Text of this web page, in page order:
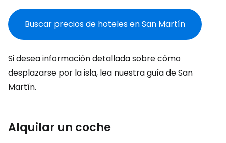
Buscar precios de hoteles en San Martín
Si desea información detallada sobre cómo
desplazarse por la isla, lea nuestra guía de San
Martín.
Alquilar un coche